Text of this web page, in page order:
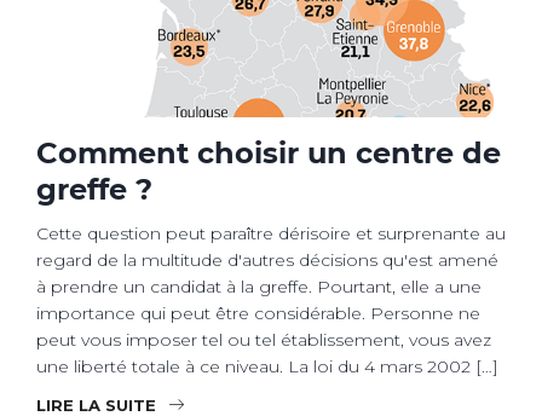
Comment choisir un centre de
greffe ?
Cette question peut paraître dérisoire et surprenante au
regard de la multitude d'autres décisions qu'est amené
à prendre un candidat à la greffe. Pourtant, elle a une
importance qui peut être considérable. Personne ne
peut vous imposer tel ou tel établissement, vous avez
une liberté totale à ce niveau. La loi du 4 mars 2002 […]
LIRE LA SUITE